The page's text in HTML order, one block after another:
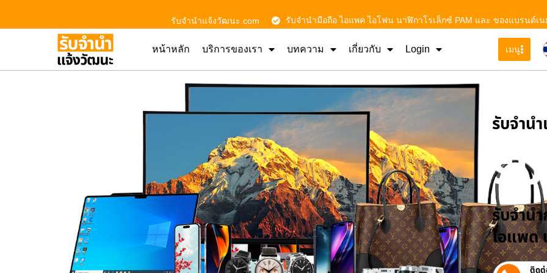
รับจํานําแจ้งวัฒนะ.com รับจำนำมือถือ ไอแพค ไอโฟน นาฬิกาโรเล็กซ์ PAM และ ของแบรนด์เน
หน้าหลัก บริการของเรา บทความ เกี่ยวกับ Login เมนู
รับจํานํ
รั
รับจำน
ไอแพด